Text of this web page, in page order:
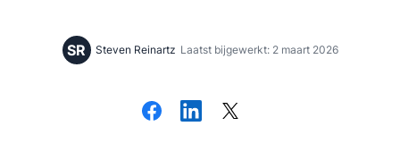
SR Steven Reinartz Laatst bijgewerkt: 2 maart 2026